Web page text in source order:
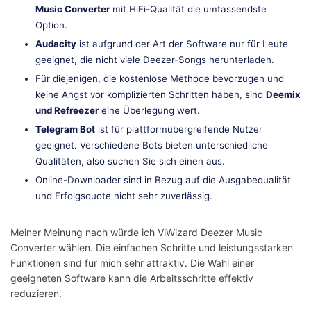
Music Convertermit HiFi-Qualität die umfassendste
Option.
Audacity ist aufgrund der Art der Software nur für Leute
geeignet, die nicht viele Deezer-Songs herunterladen.
Für diejenigen, die kostenlose Methode bevorzugen und
keine Angst vor komplizierten Schritten haben, sind Deemix
und Refreezereine Überlegung wert.
Telegram Bot ist für plattformübergreifende Nutzer
geeignet. Verschiedene Bots bieten unterschiedliche
Qualitäten, also suchen Sie sich einen aus.
Online-Downloader sind in Bezug auf die Ausgabequalität
und Erfolgsquote nicht sehr zuverlässig.
Meiner Meinung nach würde ich ViWizard Deezer Music
Converter wählen. Die einfachen Schritte und leistungsstarken
Funktionen sind für mich sehr attraktiv. Die Wahl einer
geeigneten Software kann die Arbeitsschritte effektiv
reduzieren.